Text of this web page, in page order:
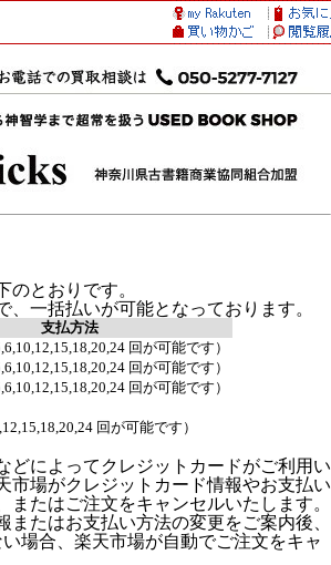
のとおりです。
、一括払いが可能となっております。
支払方法
回が可能です）
回が可能です）
回が可能です）
回が可能です）
どによってクレジットカードがご利用い
市場がクレジットカード情報やお支払い
またはご注文をキャンセルいたします。
またはお支払い方法の変更をご案内後、
場合、楽天市場が自動でご注文をキャ